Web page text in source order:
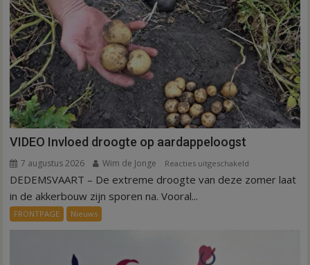
VIDEO Invloed droogte op aardappeloogst
7 augustus 2026 Wim de Jonge Reacties uitgeschakeld
VIDEO
DEDEMSVAART – De extreme droogte van deze zomer laat
in de akkerbouw zijn sporen na. Vooral...
FRONTPAGE Nieuws